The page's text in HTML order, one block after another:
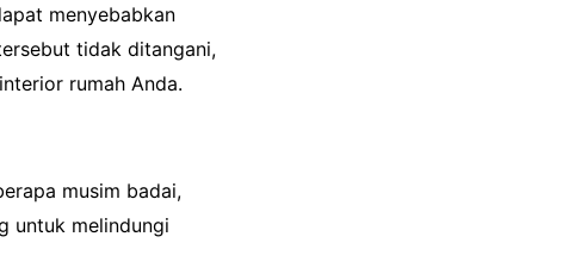
menyebabkan
tidak ditangani,
rumah Anda.
musim badai,
untuk melindungi